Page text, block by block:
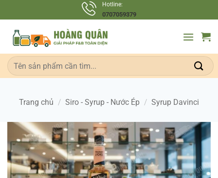
qua
dung
Hotline:
0707059379
Tìm
kiếm:
Trang chủ / Siro - Syrup - Nước Ép / Syrup Davinci